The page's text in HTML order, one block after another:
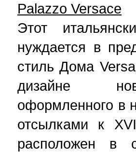
Palazzo Versace
Этот
нуждается в
стиль Дома
дизайне
оформленного в
отсылками к
расположен в